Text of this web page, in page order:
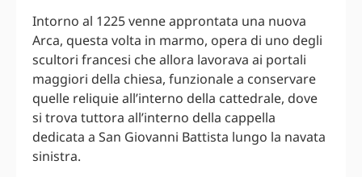
Intorno al 1225 venne approntata una nuova
Arca, questa volta in marmo, opera di uno degli
scultori francesi che allora lavorava ai portali
maggiori della chiesa, funzionale a conservare
quelle reliquie all’interno della cattedrale, dove
si trova tuttora all’interno della cappella
dedicata a San Giovanni Battista lungo la navata
sinistra.